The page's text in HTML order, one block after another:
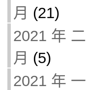
月 (21)
2021 年 二
月 (5)
2021 年 一